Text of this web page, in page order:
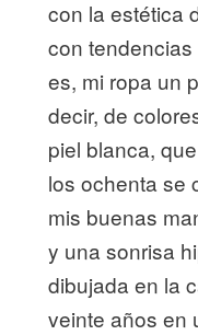
con la estética
con
es, mi ropa un
decir, de
piel blanca,
los ochenta se
mis buenas
y una sonrisa
dibujada en la
veinte años en